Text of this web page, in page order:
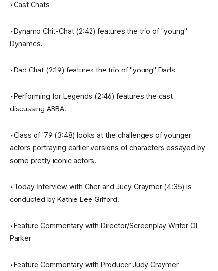
•Cast Chats
•Dynamo Chit-Chat (2:42) features the trio of "young"
Dynamos.
•Dad Chat (2:19) features the trio of "young" Dads.
•Performing for Legends (2:46) features the cast
discussing ABBA.
•Class of '79 (3:48) looks at the challenges of younger
actors portraying earlier versions of characters essayed by
some pretty iconic actors.
•Today Interview with Cher and Judy Craymer (4:35) is
conducted by Kathie Lee Gifford.
•Feature Commentary with Director/Screenplay Writer Ol
Parker
•Feature Commentary with Producer Judy Craymer